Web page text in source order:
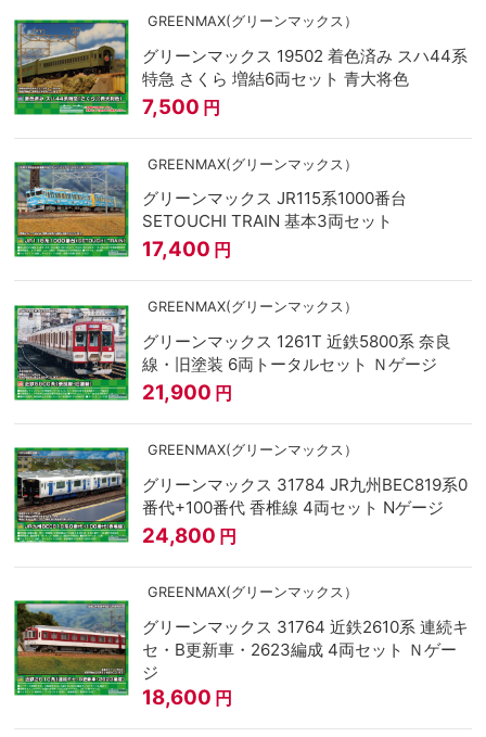
GREENMAX(グリーンマックス）
グリーンマックス 19502 着色済み スハ44系
特急 さくら 増結6両セット 青大将色
7,500 円
GREENMAX(グリーンマックス）
グリーンマックス JR115系1000番台
SETOUCHI TRAIN 基本3両セット
17,400 円
GREENMAX(グリーンマックス）
グリーンマックス 1261T 近鉄5800系 奈良
線・旧塗装 6両トータルセット Ｎゲージ
21,900 円
GREENMAX(グリーンマックス）
グリーンマックス 31784 JR九州BEC819系0
番代+100番代 香椎線 4両セット Nゲージ
24,800 円
GREENMAX(グリーンマックス）
グリーンマックス 31764 近鉄2610系 連続キ
セ・B更新車・2623編成 4両セット Ｎゲー
ジ
18,600 円